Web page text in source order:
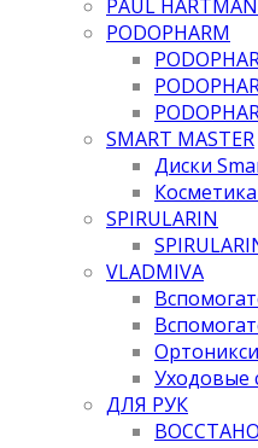
PAUL
PODOPHARM
SMART MASTER
Диски
SPIRULARIN
VLADMIVA
Уходовые
ДЛЯ РУК